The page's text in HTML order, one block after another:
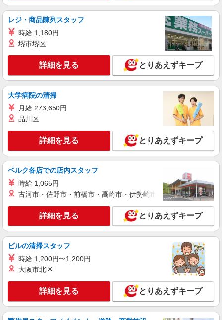
≪白河市≫日勤のみ＆残業ナシ！お迎えに間に
時給1350円〜2062円 ＜日払い有/週払い有/交
キープ 詳細を見る
派遣社員
株式会社kotrio /●SD-H-2066637
白河市◆サ高住スタッフ◆穏やかな職場×週
時給1350円〜2062円 ＜日払い有/週払い有/交
通費全支給(ガソリン代含む)＞
白河市
キープ 詳細を見る
株式会社kotrio /●SD-H-1738218
白河市★時給1450円〜！デイSTAFF♪未経験歓
迎！日払いOK！
時給1450円〜2062円 ＜日払い有/週払い有/交
キープ 詳細を見る
レジ・商品陳列スタッフ
時給 1,180円
堺市堺区
詳細を見る とりあえずキープ
大学病院の清掃
月給 273,650円
品川区
詳細を見る とりあえずキープ
ベルク各店での店内スタッフ
時給 1,065円
古河市・佐野市・前橋市・高崎市・伊勢崎市・太田市・館林市
詳細を見る とりあえずキープ
ビルの清掃スタッフ
時給 1,200円〜1,200円
大阪市北区
詳細を見る とりあえずキープ